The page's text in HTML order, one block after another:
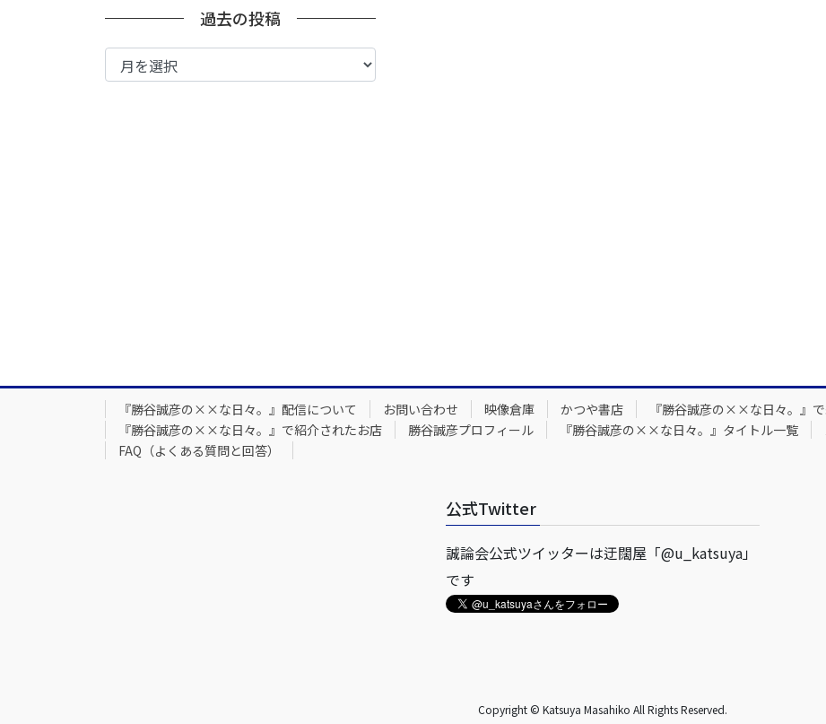
過去の投稿
過
去
『勝谷誠彦の××な日々。』配信について お問い合わせ 映像倉庫 かつや書店 『勝谷誠彦の××な日々。』
『勝谷誠彦の××な日々。』で紹介されたお店
勝谷誠彦プロフィール 『勝谷誠彦の××な日々。』タイトル一覧
FAQ（よくある質問と回答）
公式Twitter
誠論会公式ツイッターは迂闊屋「@u_katsuya」
です
Copyright © Katsuya Masahiko All Rights Reserved.